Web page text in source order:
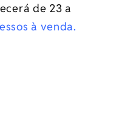
de 23 a
à venda.